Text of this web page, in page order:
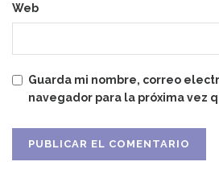
Web
Guarda mi nombre, correo
navegador para la próxima vez